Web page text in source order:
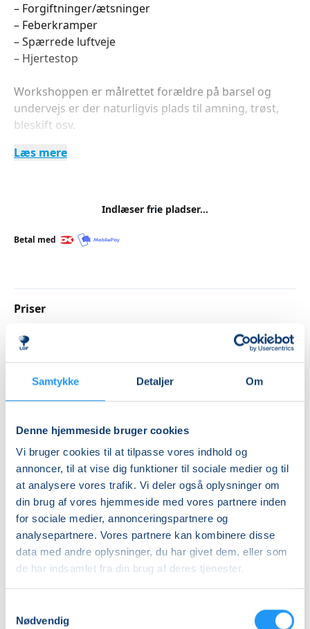
Samtykke Detaljer Om
Denne hjemmeside bruger cookies
Vi bruger cookies til at tilpasse vores indhold og
annoncer, til at vise dig funktioner til sociale medier og til
at analysere vores trafik. Vi deler også oplysninger om
din brug af vores hjemmeside med vores partnere inden
for sociale medier, annonceringspartnere og
analysepartnere. Vores partnere kan kombinere disse
data med andre oplysninger, du har givet dem, eller som
de har indsamlet fra din brug af deres tjenester.
Nødvendig
– Forgiftninger/ætsninger
– Feberkramper
– Spærrede luftveje
– Hjertestop
Workshoppen er målrettet forældre på barsel og
undervejs er der naturligvis plads til amning, trøst,
bleskift osv.
Gravide samt bedsteforældre og andre interesserede
For at få bedst muligt udbytte er der et begrænset
Læs mere
Indlæser frie pladser...
Betal med
Priser
Almen
DKK 395,00
Ledig-KBH
DKK 372,00
Ledig-FRB
DKK 375,00
Studerende-KBH
DKK 372,00
Studerende-FRB
DKK 375,00
Unge (18-25 år)-KBH
Info